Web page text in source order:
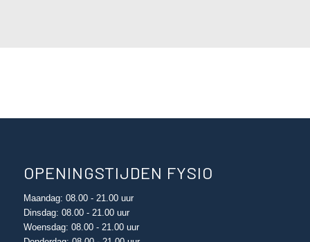
OPENINGSTIJDEN FYSIO
Maandag: 08.00 - 21.00 uur
Dinsdag: 08.00 - 21.00 uur
Woensdag: 08.00 - 21.00 uur